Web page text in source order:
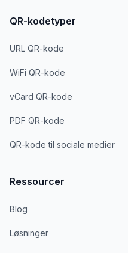
QR-kodetyper
URL QR-kode
WiFi QR-kode
vCard QR-kode
PDF QR-kode
QR-kode til sociale medier
Ressourcer
Blog
Løsninger